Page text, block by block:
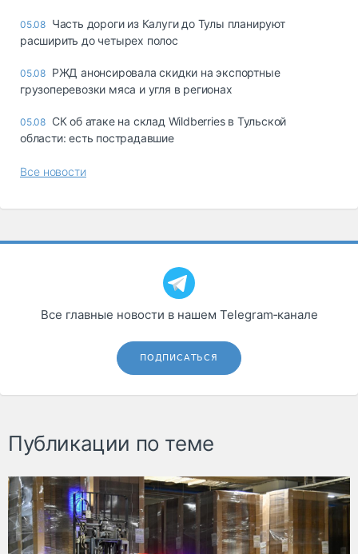
05.08 Часть дороги из Калуги до Тулы планируют
расширить до четырех полос
05.08 РЖД анонсировала скидки на экспортные
грузоперевозки мяса и угля в регионах
05.08 СК об атаке на склад Wildberries в Тульской
области: есть пострадавшие
Все новости
Все главные новости в нашем Telegram‑канале
ПОДПИСАТЬСЯ
Публикации по теме